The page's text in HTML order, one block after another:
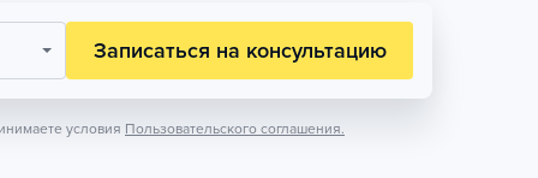
Записаться на консультацию
условия Пользовательского соглашения.